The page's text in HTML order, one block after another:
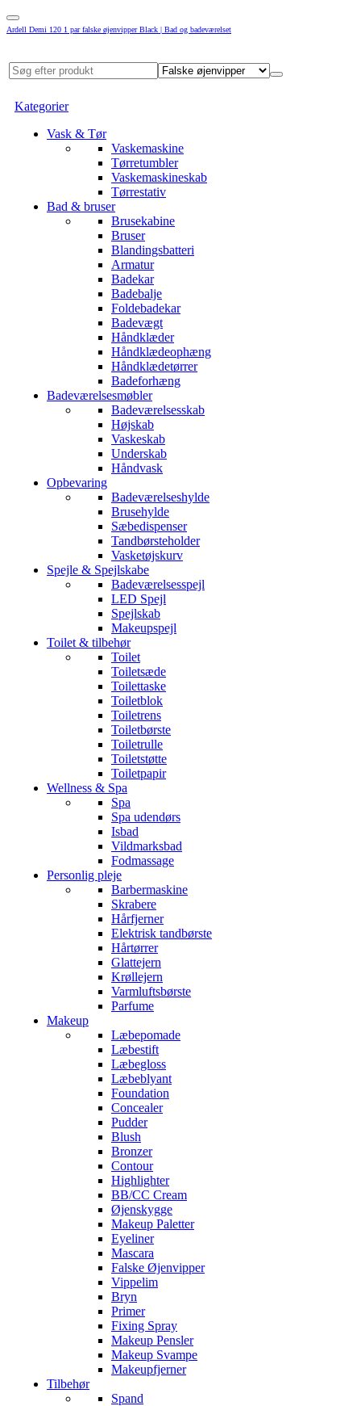
Ardell Demi 120 1 par falske øjenvipper Black | Bad og badeværelset
Kategorier
Vask & Tør
Vaskemaskine
Tørretumbler
Vaskemaskineskab
Tørrestativ
Bad & bruser
Brusekabine
Bruser
Blandingsbatteri
Armatur
Badekar
Badebalje
Foldebadekar
Badevægt
Håndklæder
Håndklædeophæng
Håndklædetørrer
Badeforhæng
Badeværelsesmøbler
Badeværelsesskab
Højskab
Vaskeskab
Underskab
Håndvask
Opbevaring
Badeværelseshylde
Brusehylde
Sæbedispenser
Tandbørsteholder
Vasketøjskurv
Spejle & Spejlskabe
Badeværelsesspejl
LED Spejl
Spejlskab
Makeupspejl
Toilet & tilbehør
Toilet
Toiletsæde
Toilettaske
Toiletblok
Toiletrens
Toiletbørste
Toiletrulle
Toiletstøtte
Toiletpapir
Wellness & Spa
Spa
Spa udendørs
Isbad
Vildmarksbad
Fodmassage
Personlig pleje
Barbermaskine
Skrabere
Hårfjerner
Elektrisk tandbørste
Hårtørrer
Glattejern
Krøllejern
Varmluftsbørste
Parfume
Makeup
Læbepomade
Læbestift
Læbegloss
Læbeblyant
Foundation
Concealer
Pudder
Blush
Bronzer
Contour
Highlighter
BB/CC Cream
Øjenskygge
Makeup Paletter
Eyeliner
Mascara
Falske Øjenvipper
Vippelim
Bryn
Primer
Fixing Spray
Makeup Pensler
Makeup Svampe
Makeupfjerner
Tilbehør
Spand